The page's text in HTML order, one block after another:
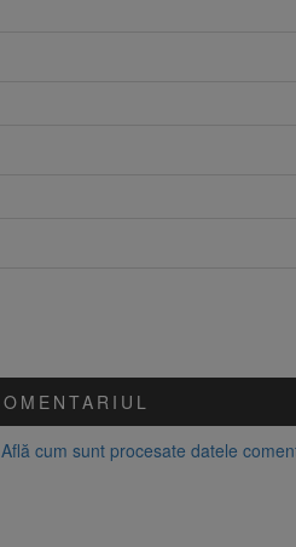
Află cum sunt procesate datele